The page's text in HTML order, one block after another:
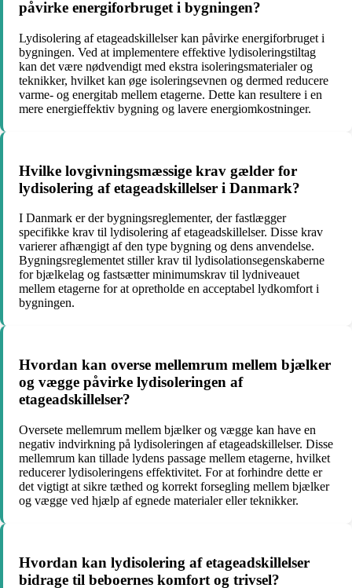
påvirke energiforbruget i bygningen?
Lydisolering af etageadskillelser kan påvirke energiforbruget i
bygningen. Ved at implementere effektive lydisoleringstiltag
kan det være nødvendigt med ekstra isoleringsmaterialer og
teknikker, hvilket kan øge isoleringsevnen og dermed reducere
varme- og energitab mellem etagerne. Dette kan resultere i en
mere energieffektiv bygning og lavere energiomkostninger.
Hvilke lovgivningsmæssige krav gælder for
lydisolering af etageadskillelser i Danmark?
I Danmark er der bygningsreglementer, der fastlægger
specifikke krav til lydisolering af etageadskillelser. Disse krav
varierer afhængigt af den type bygning og dens anvendelse.
Bygningsreglementet stiller krav til lydisolationsegenskaberne
for bjælkelag og fastsætter minimumskrav til lydniveauet
mellem etagerne for at opretholde en acceptabel lydkomfort i
bygningen.
Hvordan kan overse mellemrum mellem bjælker
og vægge påvirke lydisoleringen af
etageadskillelser?
Oversete mellemrum mellem bjælker og vægge kan have en
negativ indvirkning på lydisoleringen af etageadskillelser. Disse
mellemrum kan tillade lydens passage mellem etagerne, hvilket
reducerer lydisoleringens effektivitet. For at forhindre dette er
det vigtigt at sikre tæthed og korrekt forsegling mellem bjælker
og vægge ved hjælp af egnede materialer eller teknikker.
Hvordan kan lydisolering af etageadskillelser
bidrage til beboernes komfort og trivsel?